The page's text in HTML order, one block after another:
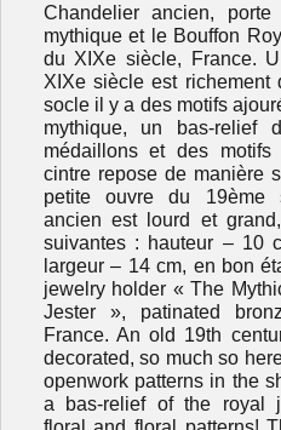
Chandelier ancien,
mythique et le Bouffon
du XIXe siècle, France.
XIXe siècle est
socle il y a des motifs
mythique, un bas-relief
médaillons et des
cintre repose de manière
petite ouvre du 19ème
ancien est lourd et
suivantes : hauteur – 10
largeur – 14 cm, en bon
jewelry holder « The
Jester », patinated
France. An old 19th
decorated, so much so
openwork patterns in the
a bas-relief of the royal